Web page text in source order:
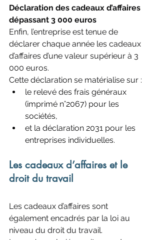
Déclaration des cadeaux d’affaires
dépassant 3 000 euros
Enfin, l’entreprise est tenue de
déclarer chaque année les cadeaux
d’affaires d’une valeur supérieur à 3
000 euros.
Cette déclaration se matérialise sur :
le relevé des frais généraux
(imprimé n°2067) pour les
sociétés,
et la déclaration 2031 pour les
entreprises individuelles.
Les cadeaux d’affaires et le
droit du travail
Les cadeaux d’affaires sont
également encadrés par la loi au
niveau du droit du travail.